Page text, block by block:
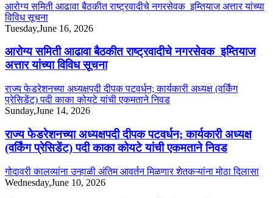
आरोग्य समिती आढावा बैठकीत राष्ट्रवादीचे नगरसेवक इम्तियाज अत्तार यांच्या
विविध सूचना
Tuesday,June 16, 2026
आरोग्य समिती आढावा बैठकीत राष्ट्रवादीचे नगरसेवक इम्तियाज
अत्तार यांच्या विविध सूचना
राज्य फेडरेशनच्या अध्यक्षपदी दीपक पटवर्धन; कार्यकारी अध्यक्ष (वर्किंग
प्रेसिडेंट) पदी काका कोयटे यांची एकमताने निवड
Sunday,June 14, 2026
राज्य फेडरेशनच्या अध्यक्षपदी दीपक पटवर्धन; कार्यकारी अध्यक्ष
(वर्किंग प्रेसिडेंट) पदी काका कोयटे यांची एकमताने निवड
गोदावरी कालव्यांना उन्हाळी अंतिम आवर्तन मिळणार शेतकऱ्यांना मोठा दिलासा
Wednesday,June 10, 2026